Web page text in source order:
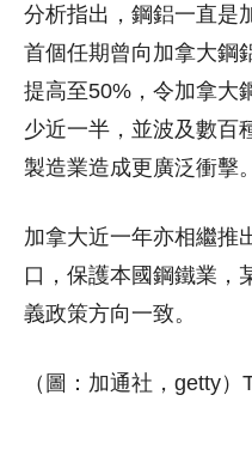
分析指出，鋼鋁一直是
首個任期曾向加拿大鋼
提高至50%，令加拿大
少近一半，並波及數百
製造業造成更廣泛衝擊。
加拿大近一年亦相繼推
口，保護本國鋼鐵業，
義政策方向一致。
（圖：加通社，getty）